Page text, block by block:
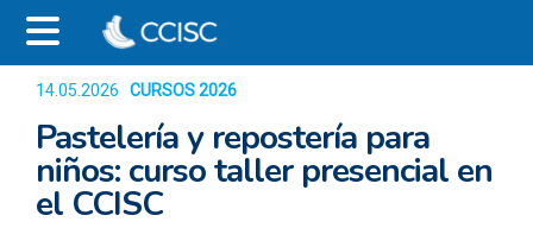
14.05.2026 CURSOS 2026
Pastelería y repostería para
niños: curso taller presencial en
el CCISC